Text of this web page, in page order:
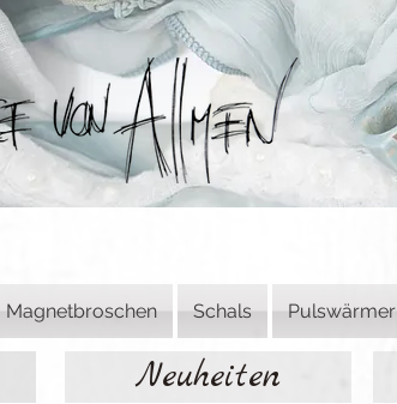
Magnetbroschen Schals Pulswärmer
Neuheiten